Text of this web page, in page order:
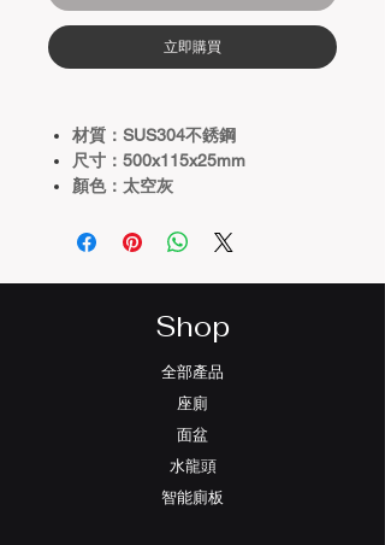
立即購買
材質：SUS304不銹鋼
尺寸：500x115x25mm
顏色：太空灰
Shop
全部產品
座廁
面盆
水龍頭
智能廁板